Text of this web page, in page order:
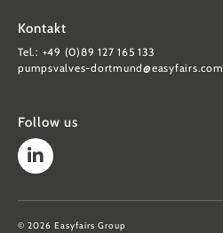
Kontakt
Tel.: +49 (0)89 127 165 133
pumpsvalves-dortmund@easyfairs.com
Follow us
© 2026 Easyfairs Group